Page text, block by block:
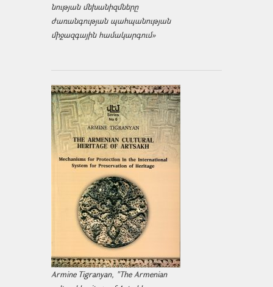
նության մեխանիզմները
ժառանգության պահպանության
միջազ­գային համակարգում»
Armine Tigranyan, "The Armenian